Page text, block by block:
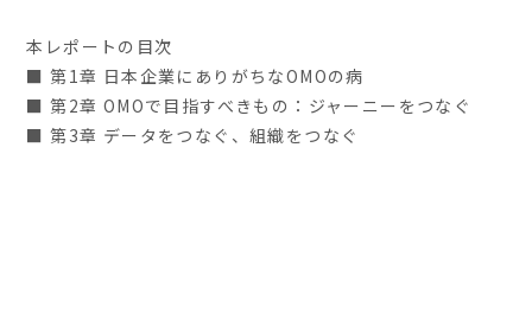
本レポートの目次
■ 第1章 日本企業にありがちなOMOの病
■ 第2章 OMOで目指すべきもの：ジャーニーをつなぐ
■ 第3章 データをつなぐ、組織をつなぐ